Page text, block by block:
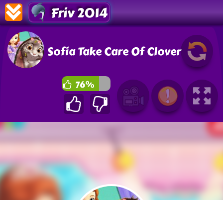
Friv 2014
Sofia Take Care Of Clover
76%